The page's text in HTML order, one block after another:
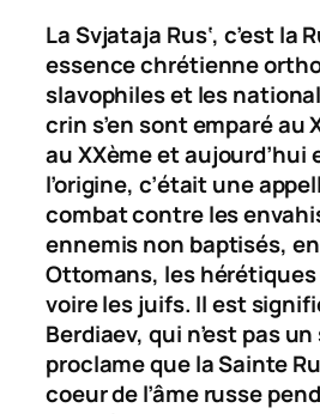
LaSvjataja Rus‘, c’est la
essence chrétienne
slavophiles et les
crin s’en sont emparé au
au XXème et aujourd’hui
l’origine, c’était une
combat contre les
ennemis non baptisés,
Ottomans, les
voire les juifs. Il est
Berdiaev, qui n’est pas
proclame que la Sainte
coeur de l’âme russe